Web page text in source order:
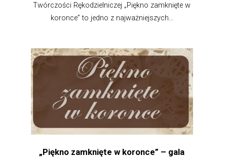
Twórczości Rękodzielniczej „Piękno zamknięte w
koronce” to jedno z najważniejszych...
„Piękno zamknięte w koronce” – gala